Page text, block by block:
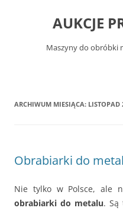
AUKCJE
Maszyny do obróbki
ARCHIWUM MIESIĄCA: LISTOPAD
Obrabiarki do
Nie tylko w Polsce, ale
obrabiarki do metalu. Są